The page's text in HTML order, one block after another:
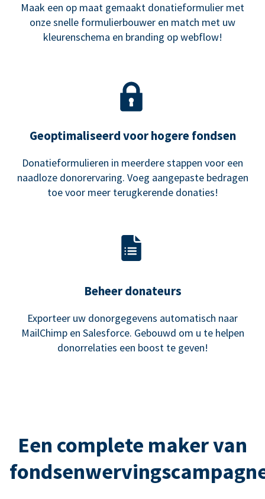
Maak een op maat gemaakt donatieformulier met
onze snelle formulierbouwer en match met uw
kleurenschema en branding op webflow!
Geoptimaliseerd voor hogere fondsen
Donatieformulieren in meerdere stappen voor een
naadloze donorervaring. Voeg aangepaste bedragen
toe voor meer terugkerende donaties!
Beheer donateurs
Exporteer uw donorgegevens automatisch naar
MailChimp en Salesforce. Gebouwd om u te helpen
donorrelaties een boost te geven!
Een complete maker van